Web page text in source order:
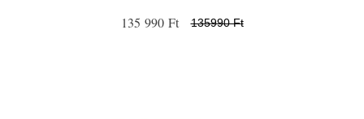
135 990 Ft 135990 Ft